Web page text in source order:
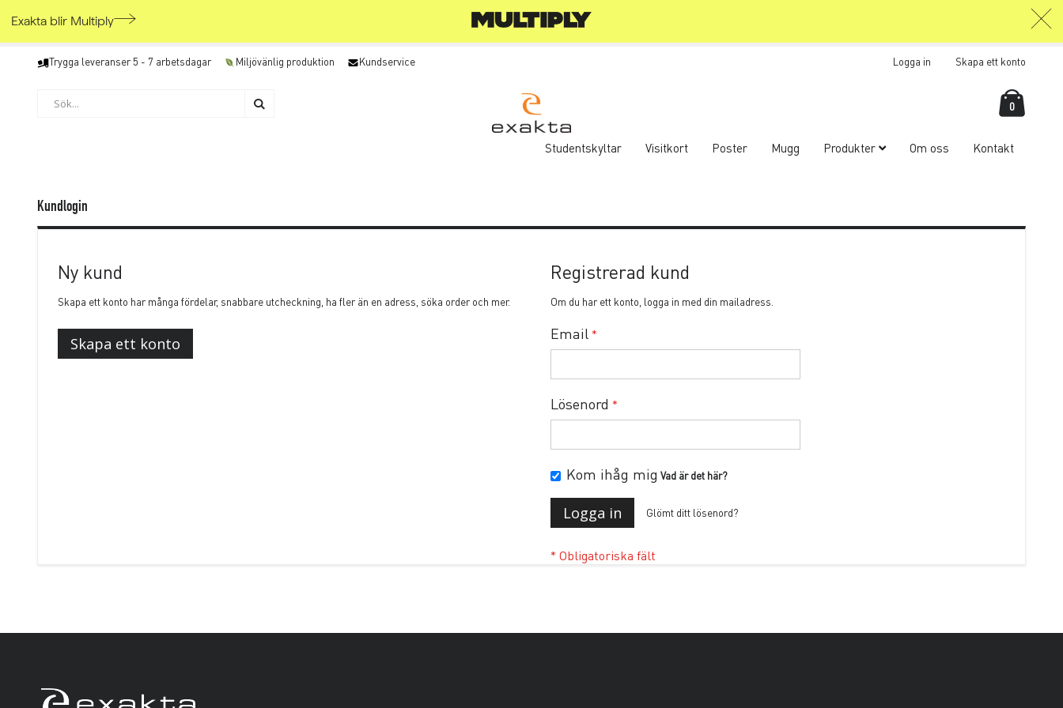
Exakta blir Multiply
SkipTrygga leveranser 5 - 7 arbetsdagar Miljövänlig produktion Kundservice Logga in Skapa ett konto
0items
Kontakt
Om oss
Produkter
Mugg
Poster
Visitkort
Studentskyltar
Kundlogin
Ny kund
Skapa ett konto har många fördelar, snabbare utcheckning, ha fler än en adress, söka order och mer.
Skapa ett konto
Registrerad kund
Om du har ett konto, logga in med din mailadress.
Email
Lösenord
Kom ihåg mig Vad är det här?
Logga in Glömt ditt lösenord?